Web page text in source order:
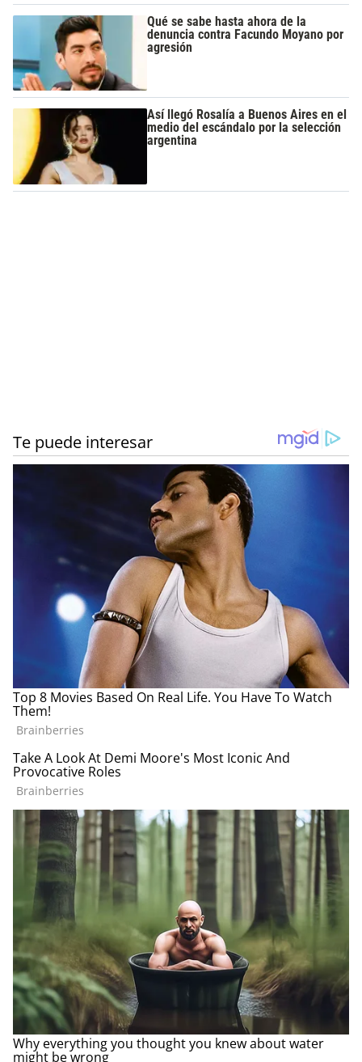
Qué se sabe hasta ahora de la
denuncia contra Facundo Moyano por
agresión
Así llegó Rosalía a Buenos Aires en el
medio del escándalo por la selección
argentina